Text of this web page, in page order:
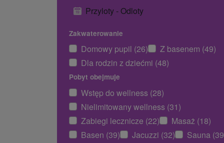
Przyloty - Odloty
Zakwaterowanie
Domowy pupil (26)
Z basenem (49)
Dla rodzin z dziećmi (48)
Pobyt obejmuje
Wstęp do wellness (28)
Nielimitowany wellness (31)
Zabiegi lecznicze (22)
Masaż (18)
Basen (39)
Jacuzzi (32)
Sauna